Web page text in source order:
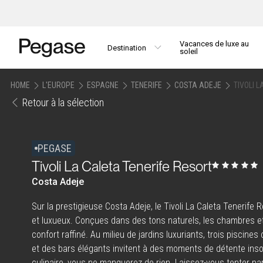
Destination
Vacances de luxe au
soleil
HOME L'EUROPE ESPAGNE TENERIFE COSTA ADEJE TIVOLI
Retour à la sélection
PEGASE
Tivoli La Caleta Tenerife Resort
Costa Adeje
Sur la prestigieuse Costa Adeje, le Tivoli La Caleta Tenerife
et luxueux. Conçues dans des tons naturels, les chambres
confort raffiné. Au milieu de jardins luxuriants, trois piscines
et des bars élégants invitent à des moments de détente